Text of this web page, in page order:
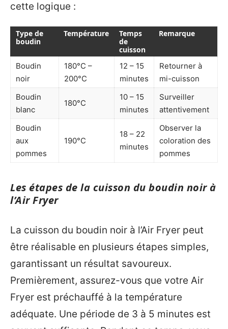
cette logique :
Type de
boudin
Température
Temps
de
cuisson
Remarque
Boudin
noir
180°C –
200°C
12 – 15
minutes
Retourner à
mi-cuisson
Boudin
blanc
180°C
10 – 15
minutes
Surveiller
attentivement
Boudin
aux
pommes
190°C
18 – 22
minutes
Observer la
coloration des
pommes
Les étapes de la cuisson du boudin noir à
l’Air Fryer
La cuisson du boudin noir à l’Air Fryer peut
être réalisable en plusieurs étapes simples,
garantissant un résultat savoureux.
Premièrement, assurez-vous que votre Air
Fryer est préchauffé à la température
adéquate. Une période de 3 à 5 minutes est